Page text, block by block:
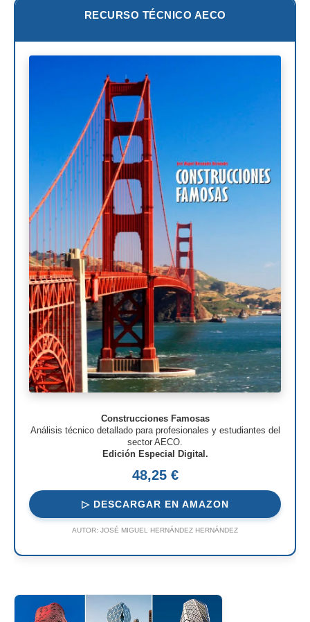
William Pereira
Antoni Gaudí
Frank Lloyd Wright
Miguel Ángel Buonarroti
RECURSO TÉCNICO AECO
Construcciones Famosas
Análisis técnico detallado para profesionales y estudiantes del
sector AECO.
Edición Especial Digital.
48,25 €
▷ DESCARGAR EN AMAZON
AUTOR: JOSÉ MIGUEL HERNÁNDEZ HERNÁNDEZ